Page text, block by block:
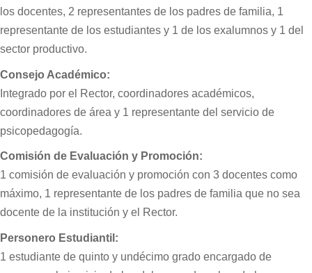
los docentes, 2 representantes de los padres de familia, 1
representante de los estudiantes y 1 de los exalumnos y 1 del
sector productivo.
Consejo Académico:
Integrado por el Rector, coordinadores académicos,
coordinadores de área y 1 representante del servicio de
psicopedagogía.
Comisión de Evaluación y Promoción:
1 comisión de evaluación y promoción con 3 docentes como
máximo, 1 representante de los padres de familia que no sea
docente de la institución y el Rector.
Personero Estudiantil:
1 estudiante de quinto y undécimo grado encargado de